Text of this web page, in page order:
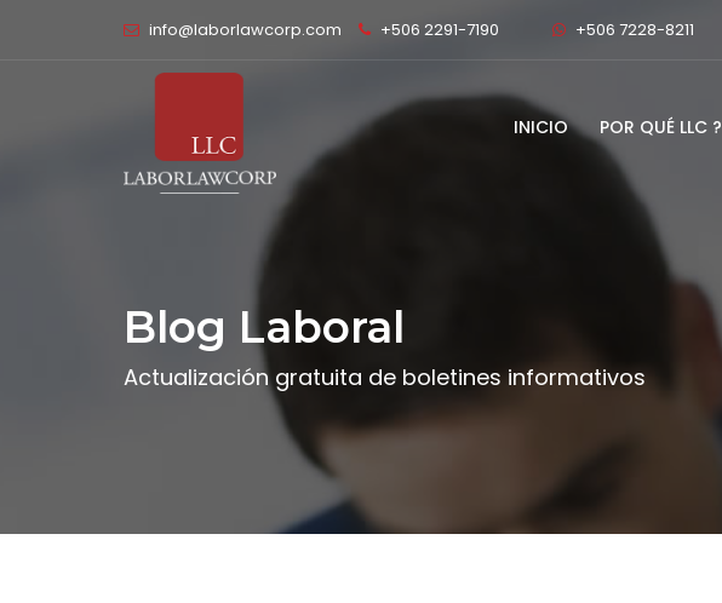
info@laborlawcorp.com +506 2291-7190 +506 7228-8211
INICIO POR QUÉ LLC ?
Blog Laboral
Actualización gratuita de boletines informativos